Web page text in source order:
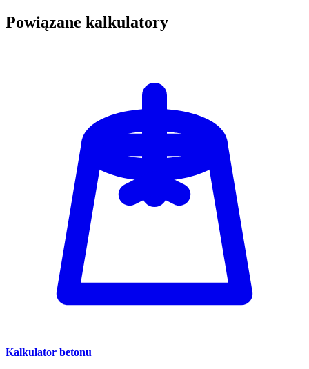
Powiązane kalkulatory
Kalkulator betonu